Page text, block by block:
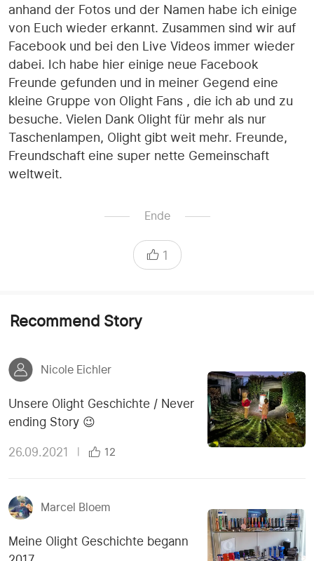
anhand der Fotos und der Namen habe ich einige
von Euch wieder erkannt. Zusammen sind wir auf
Facebook und bei den Live Videos immer wieder
dabei. Ich habe hier einige neue Facebook
Freunde gefunden und in meiner Gegend eine
kleine Gruppe von Olight Fans , die ich ab und zu
besuche. Vielen Dank Olight für mehr als nur
Taschenlampen, Olight gibt weit mehr. Freunde,
Freundschaft eine super nette Gemeinschaft
weltweit.
Ende
1
Recommend Story
Nicole Eichler
Unsere Olight Geschichte / Never
ending Story 😉
26.09.2021 | 12
Marcel Bloem
Meine Olight Geschichte begann